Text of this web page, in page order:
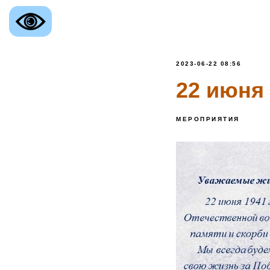
2023-06-22 08:56
22 июня
МЕРОПРИЯТИЯ